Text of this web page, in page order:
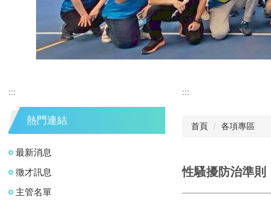
:::
熱門連結
最新消息
徵才訊息
主管名單
:::
首頁 各項專區
性騷擾防治準則